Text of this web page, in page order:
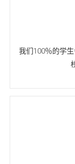
我们100％的学